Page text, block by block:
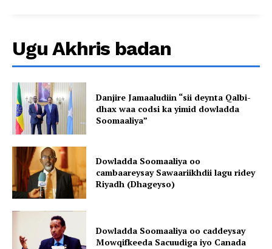
Ugu Akhris badan
Danjire Jamaaludiin “sii deynta Qalbi-
dhax waa codsi ka yimid dowladda
Soomaaliya”
Dowladda Soomaaliya oo
cambaareysay Sawaariikhdii lagu ridey
Riyadh (Dhageyso)
Dowladda Soomaaliya oo caddeysay
Mowqifkeeda Sacuudiga iyo Canada